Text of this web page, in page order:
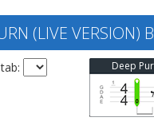
(LIVE VERSION)
Deep